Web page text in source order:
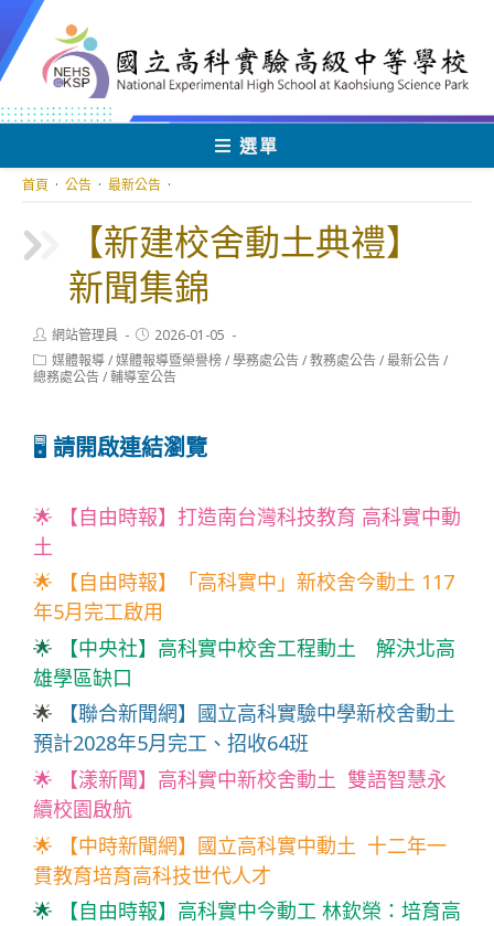
轉
至
要
容
選單
【新建校舍動土典禮】
新聞集錦
首頁 · 公告 · 最新公告 ·
Post
author:
網站管理員
Post
published:
2026-01-05
Post
category:
媒體報導/媒體報導暨榮譽榜/學務處公告/教務處公告/最新公告/
總務處公告/輔導室公告
🖥️ 請開啟連結瀏覽
🌟
【自由時報】打造南台灣科技教育 高科實中動
土
🌟
【自由時報】「高科實中」新校舍今動土 117
年5月完工啟用
🌟
【中央社】高科實中校舍工程動土 解決北高
雄學區缺口
🌟
【聯合新聞網】國立高科實驗中學新校舍動土
預計2028年5月完工、招收64班
🌟
【漾新聞】高科實中新校舍動土 雙語智慧永
續校園啟航
🌟
【中時新聞網】國立高科實中動土 十二年一
貫教育培育高科技世代人才
🌟
【自由時報】高科實中今動工 林欽榮：培育高